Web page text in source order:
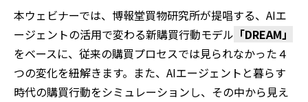
本ウェビナーでは、博報堂買物研究所が提唱する、AIエ
ージェントの活用で変わる新購買行動モデル 「DREAM」
をベースに、従来の購買プロセスでは見られなかった４
つの変化を紐解きます。また、AIエージェントと暮らす
時代の購買行動をシミュレーションし、その中から見え